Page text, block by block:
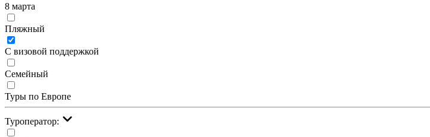
8 марта
Пляжный
С визовой поддержкой
Семейный
Туры по Европе
Туроператор: